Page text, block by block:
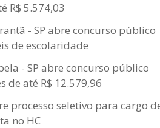
R$ 5.574,03
- SP abre concurso público
de escolaridade
- SP abre concurso público
de até R$ 12.579,96
processo seletivo para cargo
no HC